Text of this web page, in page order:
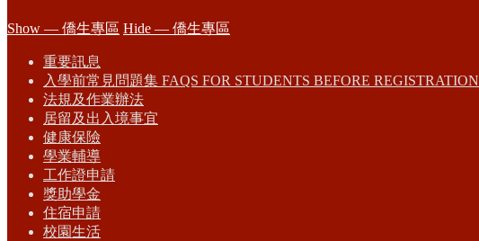
Show — 僑生專區 Hide — 僑生專區
重要訊息
入學前常見問題集 FAQS FOR STUDENTS BEFORE REGISTRATION
法規及作業辦法
居留及出入境事宜
健康保險
學業輔導
工作證申請
獎助學金
住宿申請
校園生活